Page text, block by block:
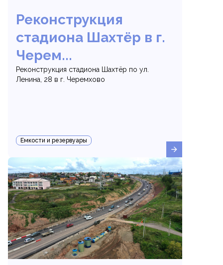
Реконструкция
стадиона Шахтёр в г.
Черем...
Реконструкция стадиона Шахтёр по ул.
Ленина, 28 в г. Черемхово
Емкости и резервуары